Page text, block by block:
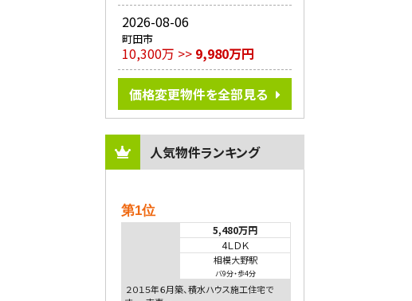
2026-08-06
町田市
10,300万 >> 9,980万円
価格変更物件を全部見る
人気物件ランキング
第1位
5,480万円
4ＬＤＫ
相模大野駅
バ9分・歩4分
２０１５年６月築、積水ハウス施工住宅で